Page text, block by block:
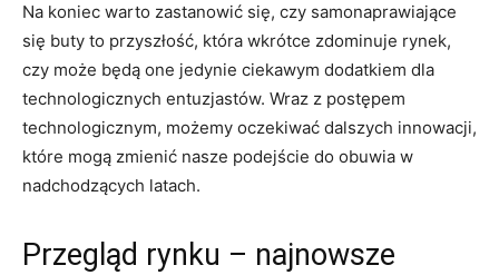
Na koniec warto zastanowić się, czy samonaprawiające
się buty to przyszłość, która wkrótce zdominuje rynek,
czy może będą one jedynie ciekawym dodatkiem dla
technologicznych entuzjastów. Wraz z postępem
technologicznym, możemy oczekiwać dalszych innowacji,
które mogą zmienić nasze podejście do obuwia w
nadchodzących latach.
Przegląd rynku – najnowsze